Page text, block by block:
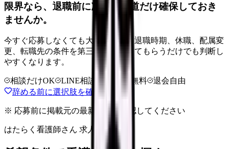
限界なら、退職前に次の逃げ道だけ確保しておき
ませんか。
今すぐ応募しなくても大丈夫です。退職時期、休職、配属変
更、転職先の条件を第三者に整理してもらうだけでも判断し
やすくなります。
相談だけOK LINE相談OK 完全無料
退会自由
辞める前に選択肢を確認する
※ 応募前に掲載元の最新情報を確認してください
はたらく看護師さん 求人